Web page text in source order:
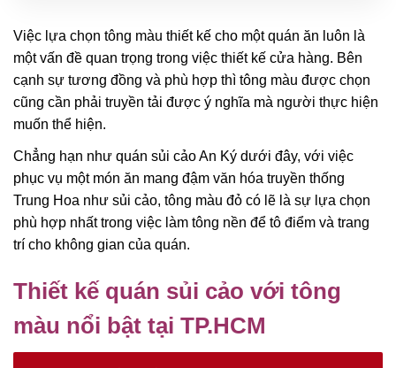
Việc lựa chọn tông màu thiết kế cho một quán ăn luôn là
một vấn đề quan trọng trong việc thiết kế cửa hàng. Bên
cạnh sự tương đồng và phù hợp thì tông màu được chọn
cũng cần phải truyền tải được ý nghĩa mà người thực hiện
muốn thể hiện.
Chẳng hạn như quán sủi cảo An Ký dưới đây, với việc
phục vụ một món ăn mang đậm văn hóa truyền thống
Trung Hoa như sủi cảo, tông màu đỏ có lẽ là sự lựa chọn
phù hợp nhất trong việc làm tông nền để tô điểm và trang
trí cho không gian của quán.
Thiết kế quán sủi cảo với tông
màu nổi bật tại TP.HCM